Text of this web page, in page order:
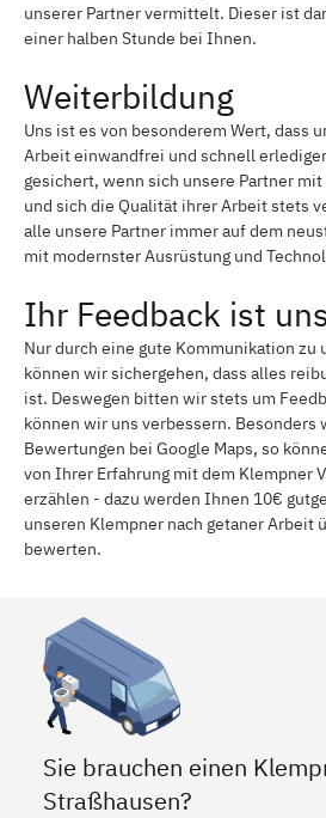
unserer Partner vermittelt. Dieser ist
einer halben Stunde bei Ihnen.
Weiterbildung
Uns ist es von besonderem Wert, dass
Arbeit einwandfrei und schnell
gesichert, wenn sich unsere Partner
und sich die Qualität ihrer Arbeit stets
alle unsere Partner immer auf dem
mit modernster Ausrüstung und
Ihr Feedback ist
Nur durch eine gute Kommunikation zu
können wir sichergehen, dass alles
ist. Deswegen bitten wir stets um
können wir uns verbessern. Besonders
Bewertungen bei Google Maps, so
von Ihrer Erfahrung mit dem Klempner
erzählen - dazu werden Ihnen 10€
unseren Klempner nach getaner Arbeit
bewerten.
Sie brauchen einen
Straßhausen?